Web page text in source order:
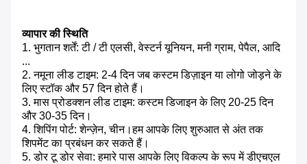
व्यापार की स्थिति
1. भुगतान शर्तें: टी / टी एलसी, वेस्टर्न यूनियन, मनी ग्राम, पेपैल, आदि
...
2. नमूना लीड टाइम: 2-4 दिन जब कस्टम डिज़ाइन या लोगो जोड़ने के
लिए स्टॉक और 57 दिन होते हैं।
3. मास प्रोडक्शन लीड टाइम: कस्टम डिजाइन के लिए 20-25 दिन
और 30-35 दिन।
4. शिपिंग पोर्ट: शेन्ज़ेन, चीन।हम आपके लिए शुरुआत से अंत तक
शिपमेंट का प्रबंधन कर सकते हैं।
5. डोर टू डोर सेवा: हमारे पास आपके लिए विकल्प के रूप में डीएचएल